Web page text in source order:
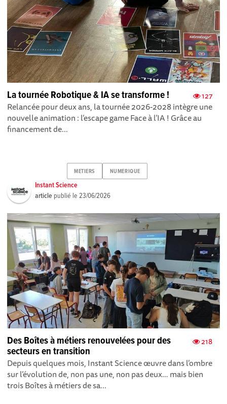
127
La tournée Robotique & IA se transforme !
Relancée pour deux ans, la tournée 2026-2028 intègre une
nouvelle animation : l’escape game Face à l’IA ! Grâce au
financement de...
METIERS NUMERIQUE
Instant Science
article publié le23/06/2026
218
Des Boîtes à métiers renouvelées pour des
secteurs en transition
Depuis quelques mois, Instant Science œuvre dans l’ombre
sur l’évolution de, non pas une, non pas deux… mais bien
trois Boîtes à métiers de sa...